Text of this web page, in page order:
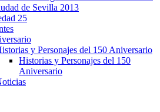
de Sevilla 2013
25
y Personajes del 150 Aniversario
Historias y Personajes del 150
Aniversario